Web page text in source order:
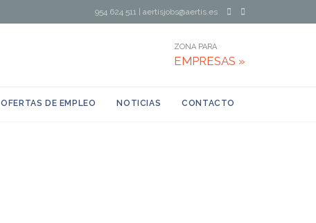
954 624 511 aertisjobs@aertis.es
ZONA PARA
EMPRESAS »
OFERTAS DE EMPLEO NOTICIAS CONTACTO